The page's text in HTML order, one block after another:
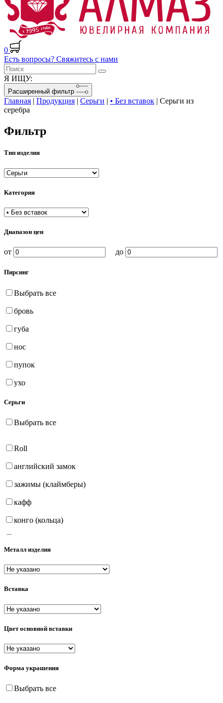
0
Есть вопросы? Свяжитесь с нами
Я ИЩУ:
Расширенный фильтр
Главная | Продукция | Серьги | • Без вставок | Серьги из
серебра
Фильтр
Тип изделия
Категория
Диапазон цен
от до
Пирсинг
Выбрать все
бровь
губа
нос
пупок
ухо
Серьги
Выбрать все
Roll
английский замок
зажимы (клаймберы)
кафф
конго (кольца)
пусеты (гвоздики)
Металл изделия
Вставка
Цвет основной вставки
Форма украшения
Выбрать все